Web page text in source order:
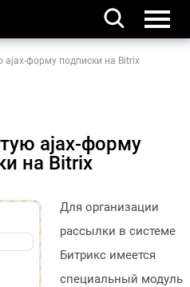
ajax-форму подписки на Bitrix
ajax-форму
на Bitrix
Для организации
рассылки в системе
Битрикс имеется
специальный модуль